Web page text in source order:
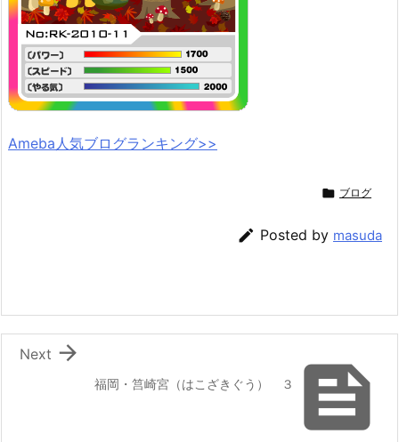
Ameba人気ブログランキング>>
 ブログ
 Posted by masuda

福岡・筥崎宮（はこざきぐう） ３

Next